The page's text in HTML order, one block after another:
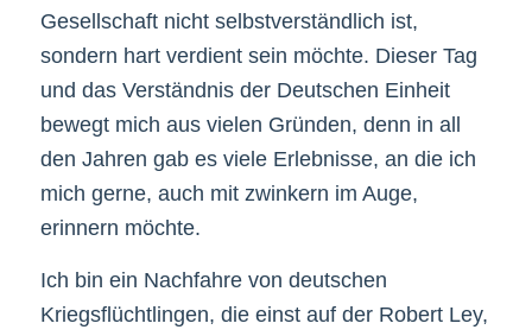
Gesellschaft nicht selbstverständlich ist,
sondern hart verdient sein möchte. Dieser Tag
und das Verständnis der Deutschen Einheit
bewegt mich aus vielen Gründen, denn in all
den Jahren gab es viele Erlebnisse, an die ich
mich gerne, auch mit zwinkern im Auge,
erinnern möchte.
Ich bin ein Nachfahre von deutschen
Kriegsflüchtlingen, die einst auf der Robert Ley,